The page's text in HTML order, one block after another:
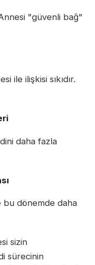
"güvenli bağ"
ile ilişkisi sıkıdır.
daha fazla
bu dönemde daha
sizin
sürecinin